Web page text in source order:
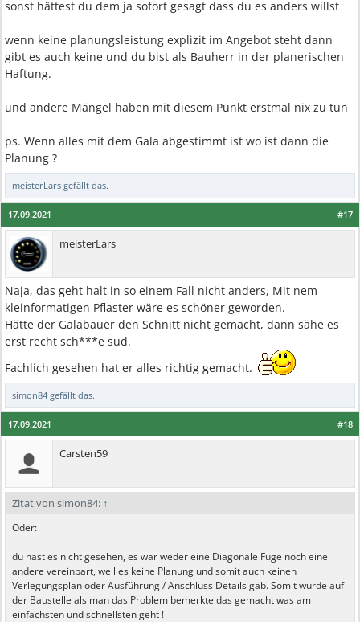
sonst hättest du dem ja sofort gesagt dass du es anders willst
wenn keine planungsleistung explizit im Angebot steht dann
gibt es auch keine und du bist als Bauherr in der planerischen
Haftung.
und andere Mängel haben mit diesem Punkt erstmal nix zu tun
ps. Wenn alles mit dem Gala abgestimmt ist wo ist dann die
Planung ?
meisterLars gefällt das.
#17
17.09.2021
meisterLars
Naja, das geht halt in so einem Fall nicht anders, Mit nem
kleinformatigen Pflaster wäre es schöner geworden.
Hätte der Galabauer den Schnitt nicht gemacht, dann sähe es
erst recht sch***e sud.
Fachlich gesehen hat er alles richtig gemacht.
simon84 gefällt das.
#18
17.09.2021
Carsten59
Zitat von simon84: ↑
Oder:
du hast es nicht gesehen, es war weder eine Diagonale Fuge noch eine
andere vereinbart, weil es keine Planung und somit auch keinen
Verlegungsplan oder Ausführung / Anschluss Details gab. Somit wurde auf
der Baustelle als man das Problem bemerkte das gemacht was am
einfachsten und schnellsten geht !